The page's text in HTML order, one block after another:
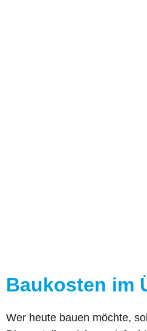
Baukosten im
Wer heute bauen möchte,